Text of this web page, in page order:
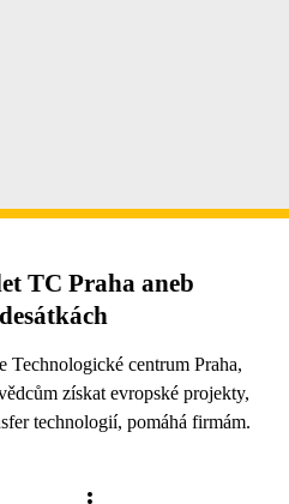
TC Praha aneb
Technologické centrum Praha,
získat evropské projekty,
technologií, pomáhá firmám.